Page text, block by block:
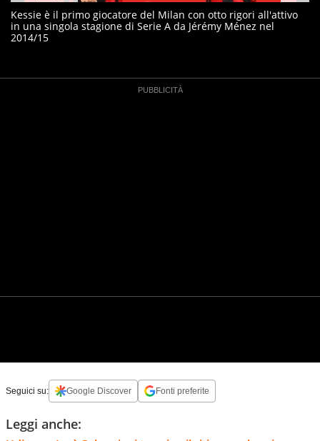
Kessie è il primo giocatore del Milan con otto rigori all'attivo
in una singola stagione di Serie A da Jérémy Ménez nel
2014/15
Seguici su: Google Discover Fonti preferite
Leggi anche: